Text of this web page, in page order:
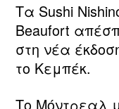
Τα Sushi
Beaufort
στη νέα
το Κεμπέκ.
Το Μόντρεαλ